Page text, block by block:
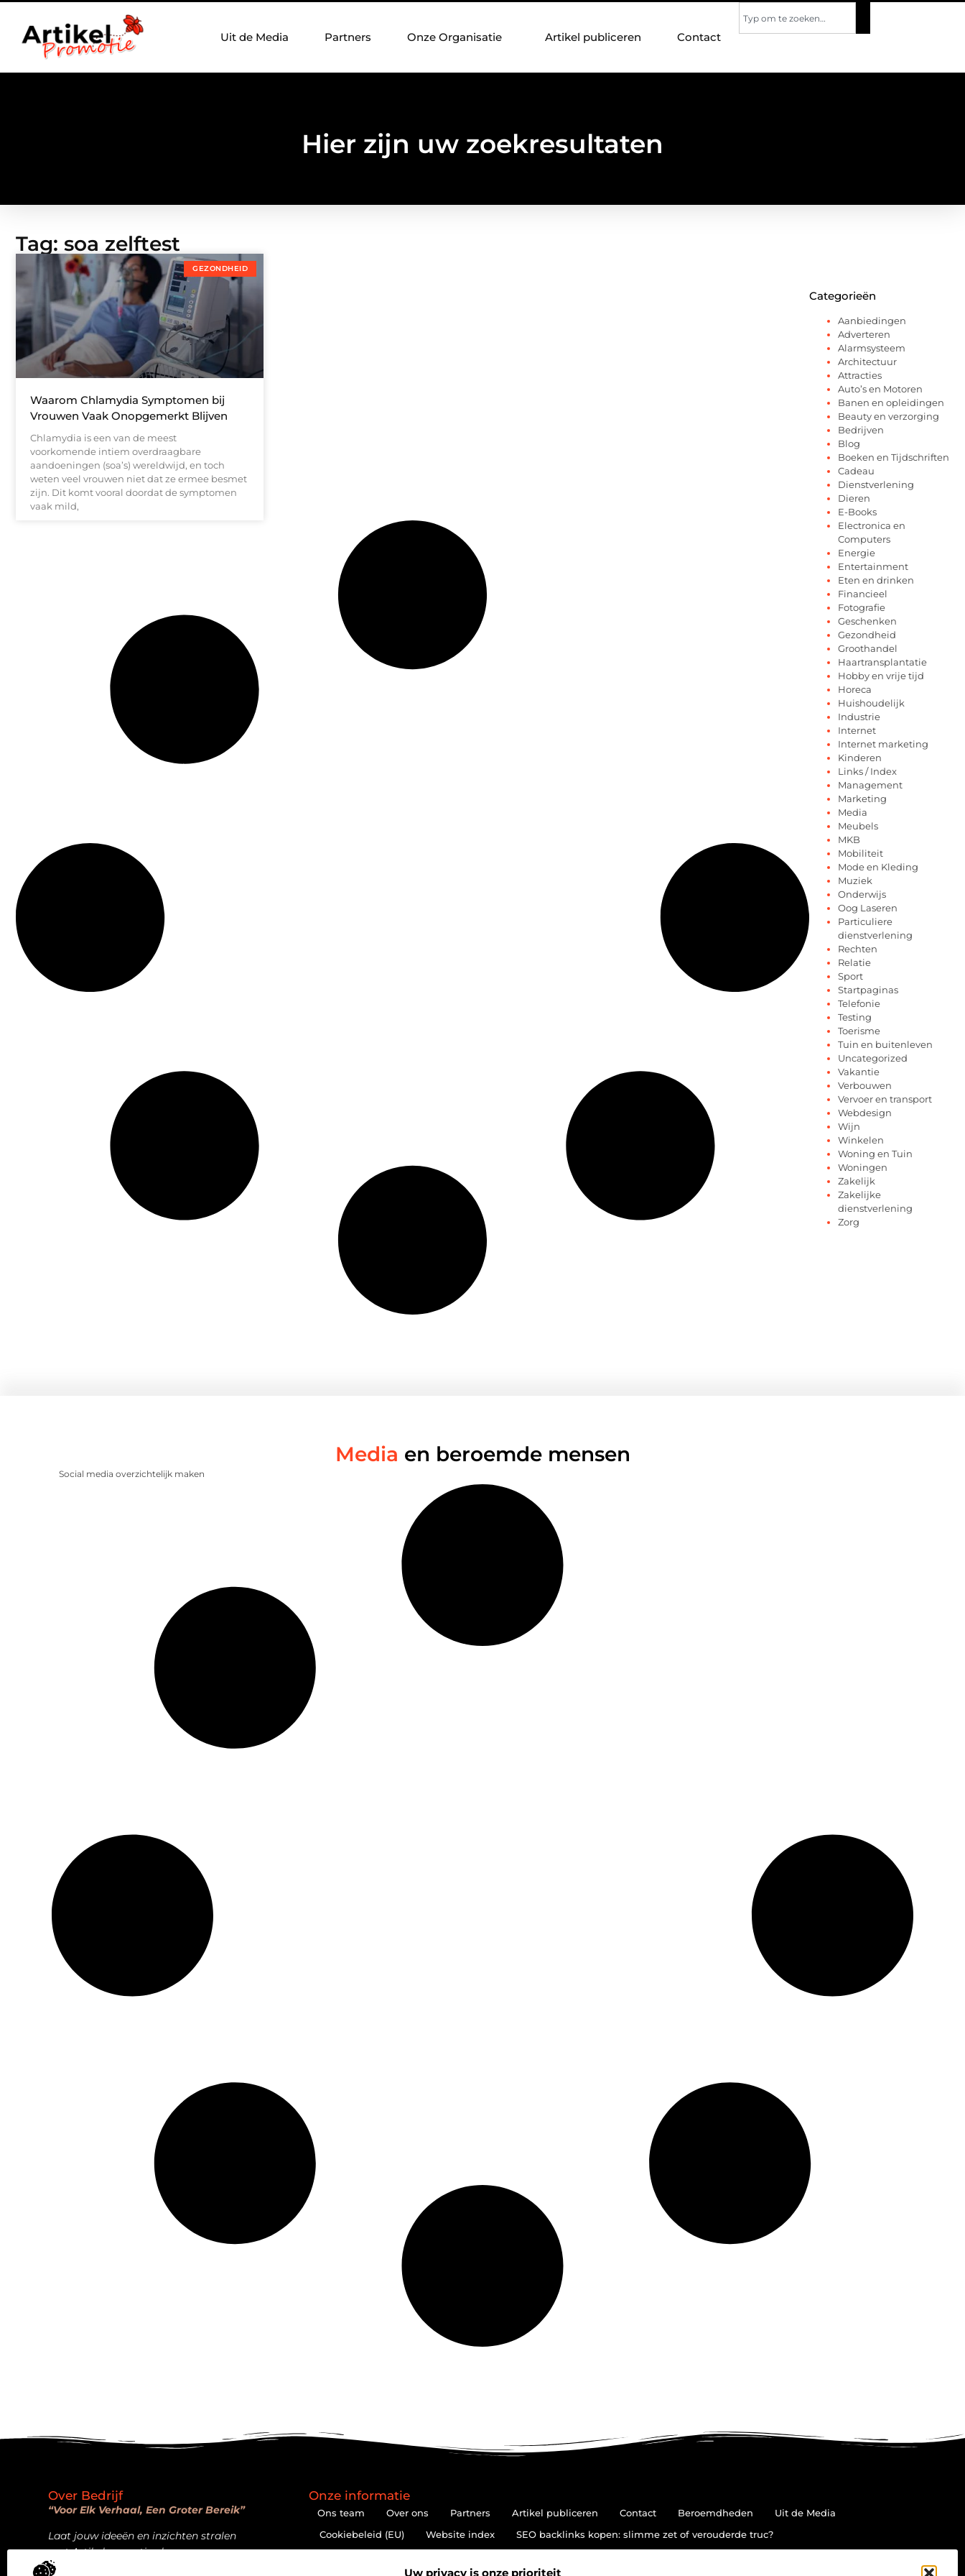
Uw privacy is onze prioriteit
Uit de Media Partners Onze Organisatie Artikel publiceren Contact
Hier zijn uw zoekresultaten
Tag: soa zelftest
GEZONDHEID
Waarom Chlamydia Symptomen bij
Vrouwen Vaak Onopgemerkt Blijven
Chlamydia is een van de meest
voorkomende intiem overdraagbare
aandoeningen (soa’s) wereldwijd, en toch
weten veel vrouwen niet dat ze ermee besmet
zijn. Dit komt vooral doordat de symptomen
vaak mild,
Categorieën
Aanbiedingen
Adverteren
Alarmsysteem
Architectuur
Attracties
Auto’s en Motoren
Banen en opleidingen
Beauty en verzorging
Bedrijven
Blog
Boeken en Tijdschriften
Cadeau
Dienstverlening
Dieren
E-Books
Electronica en
Computers
Energie
Entertainment
Eten en drinken
Financieel
Fotografie
Geschenken
Gezondheid
Groothandel
Haartransplantatie
Hobby en vrije tijd
Horeca
Huishoudelijk
Industrie
Internet
Internet marketing
Kinderen
Links / Index
Management
Marketing
Media
Meubels
MKB
Mobiliteit
Mode en Kleding
Muziek
Onderwijs
Oog Laseren
Particuliere
dienstverlening
Rechten
Relatie
Sport
Startpaginas
Telefonie
Testing
Toerisme
Tuin en buitenleven
Uncategorized
Vakantie
Verbouwen
Vervoer en transport
Webdesign
Wijn
Winkelen
Woning en Tuin
Woningen
Zakelijk
Zakelijke
dienstverlening
Zorg
Media en beroemde mensen
Social media overzichtelijk maken
Over Bedrijf
“Voor Elk Verhaal, Een Groter Bereik”
Laat jouw ideeën en inzichten stralen
met Artikelpromotie.nl.
Onze informatie
Ons team Over ons Partners Artikel publiceren Contact Beroemdheden
Uit de Media
Cookiebeleid (EU)
Website index
SEO backlinks kopen: slimme zet of verouderde truc?